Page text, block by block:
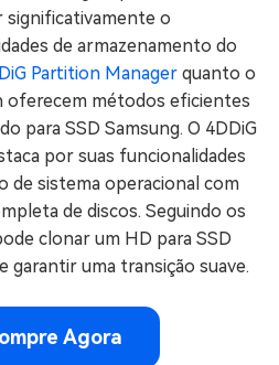
significativamente o
de armazenamento do
Partition Manager quanto o
oferecem métodos eficientes
para SSD Samsung. O 4DDiG
por suas funcionalidades
de sistema operacional com
de discos. Seguindo os
clonar um HD para SSD
garantir uma transição suave.
Agora